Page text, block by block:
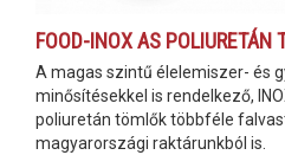
FOOD-INOX AS POLIURETÁN
A magas szintű élelemiszer- és
minősítésekkel is rendelkező,
poliuretán tömlők többféle
magyarországi raktárunkból is.